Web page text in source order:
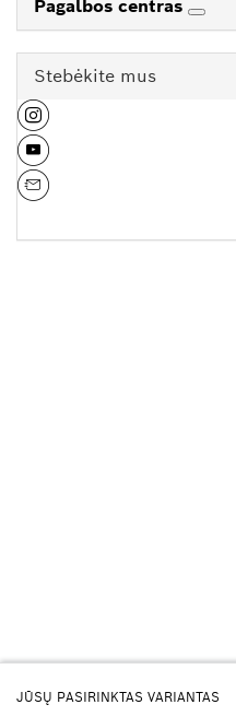
JŪSŲ PASIRINKTAS VARIANTAS
Pagalbos centras
Stebėkite mus